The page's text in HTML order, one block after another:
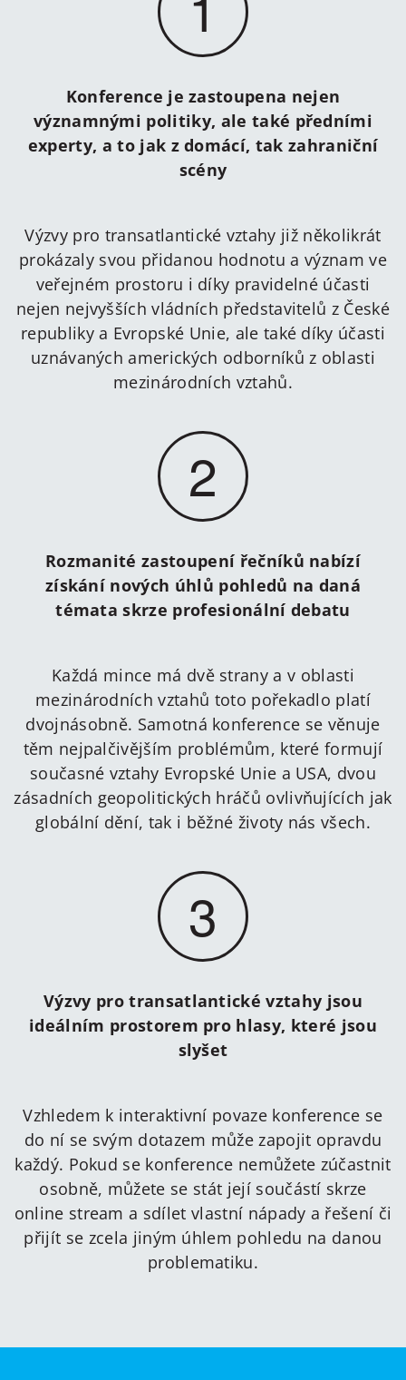
Konference je zastoupena nejen
významnými politiky, ale také předními
experty, a to jak z domácí, tak zahraniční
scény
Výzvy pro transatlantické vztahy již několikrát
prokázaly svou přidanou hodnotu a význam ve
veřejném prostoru i díky pravidelné účasti
nejen nejvyšších vládních představitelů z České
republiky a Evropské Unie, ale také díky účasti
uznávaných amerických odborníků z oblasti
mezinárodních vztahů.
2
Rozmanité zastoupení řečníků nabízí
získání nových úhlů pohledů na daná
témata skrze profesionální debatu
Každá mince má dvě strany a v oblasti
mezinárodních vztahů toto pořekadlo platí
dvojnásobně. Samotná konference se věnuje
těm nejpalčivějším problémům, které formují
současné vztahy Evropské Unie a USA, dvou
zásadních geopolitických hráčů ovlivňujících jak
globální dění, tak i běžné životy nás všech.
3
Výzvy pro transatlantické vztahy jsou
ideálním prostorem pro hlasy, které jsou
slyšet
Vzhledem k interaktivní povaze konference se
do ní se svým dotazem může zapojit opravdu
každý. Pokud se konference nemůžete zúčastnit
osobně, můžete se stát její součástí skrze
online stream a sdílet vlastní nápady a řešení či
přijít se zcela jiným úhlem pohledu na danou
problematiku.